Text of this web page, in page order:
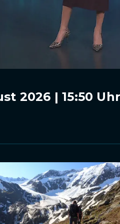
2026 | 15:50 Uhr